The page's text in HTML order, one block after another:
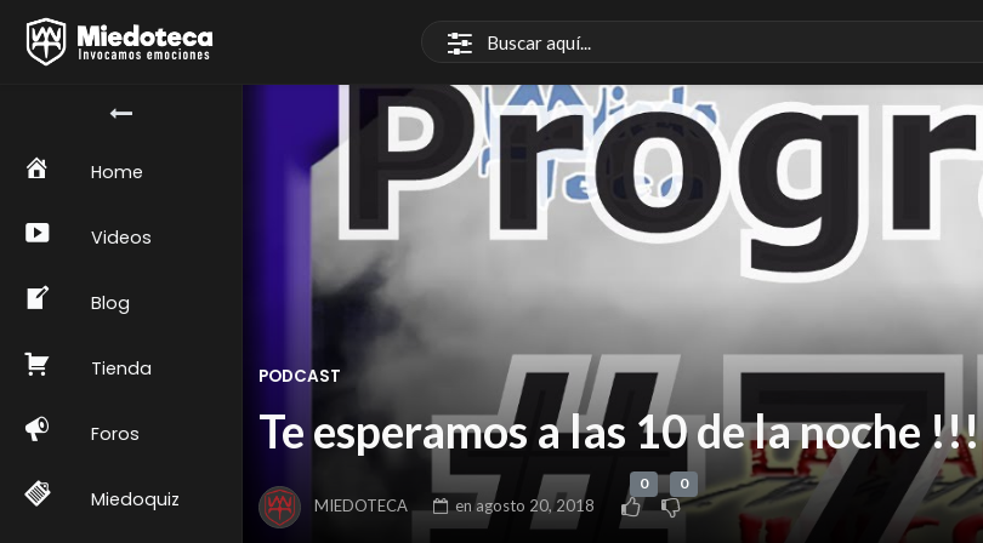
Home
Videos
Blog
Tienda
Foros
Miedoquiz
PODCAST
Te esperamos a las 10 de la noche !!!
MIEDOTECA en agosto 20, 2018
0 0